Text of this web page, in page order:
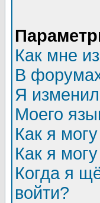
Как мне
В
Я
Моего
Как я
Как я
Когда я
войти?